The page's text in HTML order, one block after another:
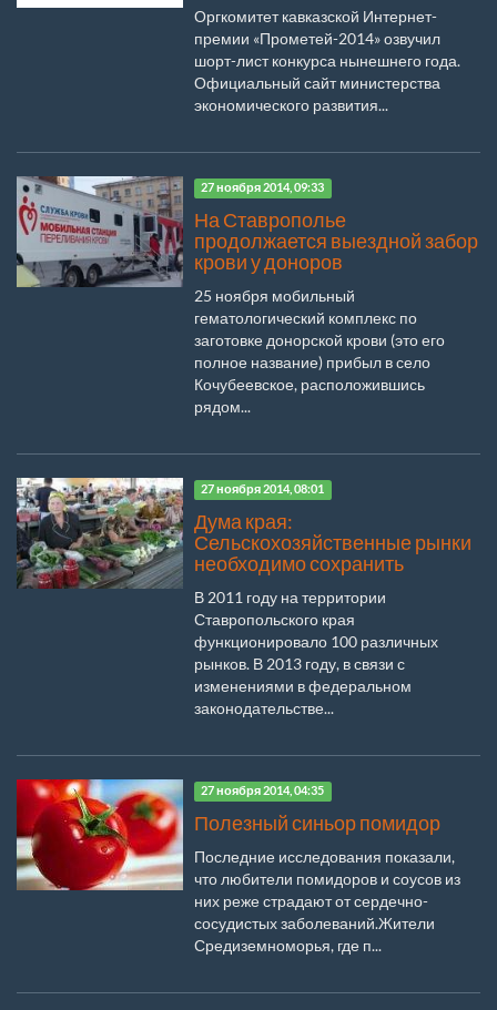
Оргкомитет кавказской Интернет-
премии «Прометей-2014» озвучил
шорт-лист конкурса нынешнего года.
Официальный сайт министерства
экономического развития...
27 ноября 2014, 09:33
На Ставрополье
продолжается выездной забор
крови у доноров
25 ноября мобильный
гематологический комплекс по
заготовке донорской крови (это его
полное название) прибыл в село
Кочубеевское, расположившись
рядом...
27 ноября 2014, 08:01
Дума края:
Сельскохозяйственные рынки
необходимо сохранить
В 2011 году на территории
Ставропольского края
функционировало 100 различных
рынков. В 2013 году, в связи с
изменениями в федеральном
законодательстве...
27 ноября 2014, 04:35
Полезный синьор помидор
Последние исследования показали,
что любители помидоров и соусов из
них реже страдают от сердечно-
сосудистых заболеваний.Жители
Средиземноморья, где п...